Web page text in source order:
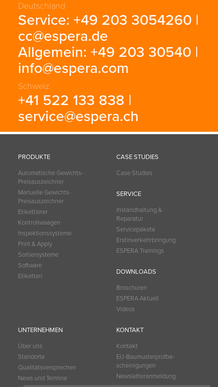
Deutschland
Service: +49 203 3054260 |
cc@espera.de
Allgemein: +49 203 30540 |
info@espera.com
Schweiz
+41 522 133 838 |
service@espera.ch
PRODUKTE
Automatische Gewichts-
Preisauszeichner
Manuelle Gewichts-
Preisauszeichner
Etikettierer
Kontrollwaagen
Inspektionssysteme
Print & Apply
Sortiersysteme
Software
Etiketten
CASE STUDIES
Case Studies
SERVICE
Instandhaltung &
Reparatur
Servicepakete
Erstinverkehrbringung
ESPERA Trainings
DOWNLOADS
Broschüren
ESPERA Aktuell
Videos
UNTERNEHMEN
Über uns
Standorte
Qualitätsversprechen
News und Termine
KONTAKT
Kontakt
EU-Baumuster­prüfbe­
scheinigungen
Newsletteranmeldung